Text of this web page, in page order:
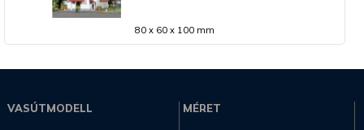
80 x 60 x 100 mm
VASÚTMODELL MÉRET